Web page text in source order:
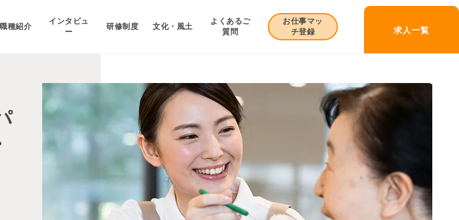
職種紹介
インタビュ
ー
研修制度 文化・風土
よくあるご
質問
お仕事マッ
チ登録
求人一覧